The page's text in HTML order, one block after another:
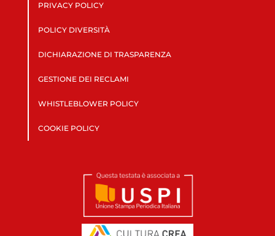
PRIVACY POLICY
POLICY DIVERSITÀ
DICHIARAZIONE DI TRASPARENZA
GESTIONE DEI RECLAMI
WHISTLEBLOWER POLICY
COOKIE POLICY